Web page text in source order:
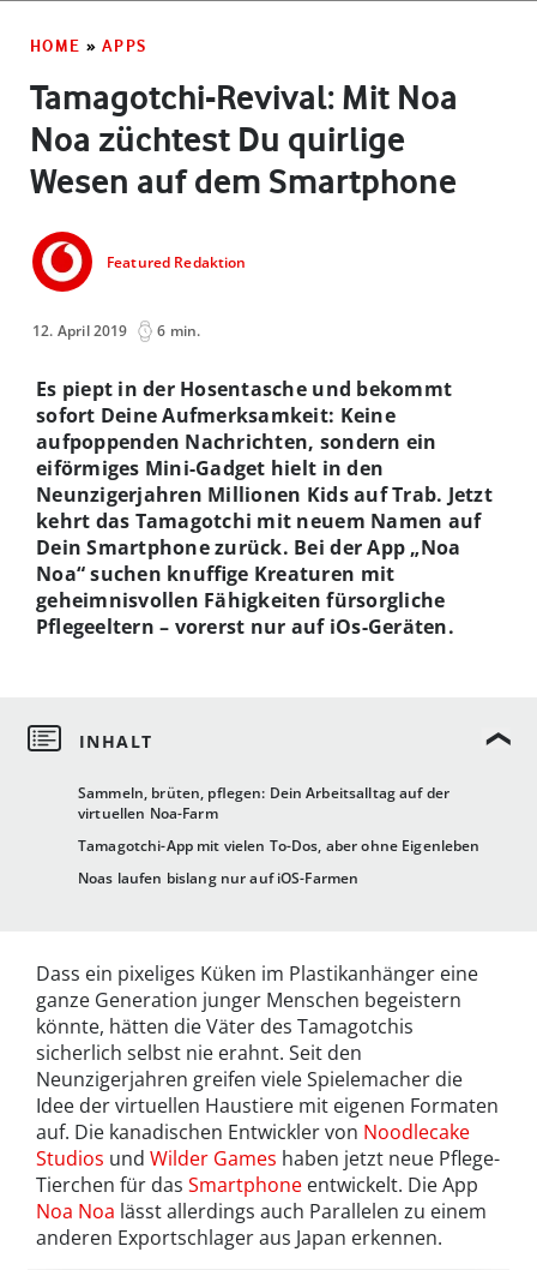
HOME » APPS
Tamagotchi-Revival: Mit Noa
Noa züchtest Du quirlige
Wesen auf dem Smartphone
Featured Redaktion
12. April 2019 6 min.
Sammeln, brüten, pflegen: Dein Arbeitsalltag auf der
virtuellen Noa-Farm
Tamagotchi-App mit vielen To-Dos, aber ohne Eigenleben
Noas laufen bislang nur auf iOS-Farmen
Es piept in der Hosentasche und bekommt
sofort Deine Aufmerksamkeit: Keine
aufpoppenden Nachrichten, sondern ein
eiförmiges Mini-Gadget hielt in den
Neunzigerjahren Millionen Kids auf Trab. Jetzt
kehrt das Tamagotchi mit neuem Namen auf
Dein Smartphone zurück. Bei der App „Noa
Noa“ suchen knuffige Kreaturen mit
geheimnisvollen Fähigkeiten fürsorgliche
Pflegeeltern – vorerst nur auf iOs-Geräten.
Dass ein pixeliges Küken im Plastikanhänger eine
ganze Generation junger Menschen begeistern
könnte, hätten die Väter des Tamagotchis
sicherlich selbst nie erahnt. Seit den
Neunzigerjahren greifen viele Spielemacher die
Idee der virtuellen Haustiere mit eigenen Formaten
auf. Die kanadischen Entwickler von Noodlecake
Studios und Wilder Games haben jetzt neue Pflege-
Tierchen für das Smartphone entwickelt. Die App
Noa Noa lässt allerdings auch Parallelen zu einem
anderen Exportschlager aus Japan erkennen.